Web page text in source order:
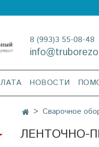
8 (993)3 55-08-48
НОВОСТИ
Сварочное
ЛЕНТОЧНО-